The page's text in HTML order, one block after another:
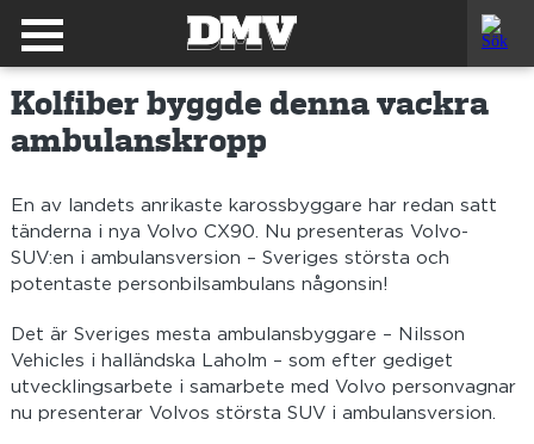
Kolfiber byggde denna vackra
ambulanskropp
En av landets anrikaste karossbyggare har redan satt
tänderna i nya Volvo CX90. Nu presenteras Volvo-
SUV:en i ambulansversion – Sveriges största och
potentaste personbilsambulans någonsin!
Det är Sveriges mesta ambulansbyggare – Nilsson
Vehicles i halländska Laholm – som efter gediget
utvecklingsarbete i samarbete med Volvo personvagnar
nu presenterar Volvos största SUV i ambulansversion.